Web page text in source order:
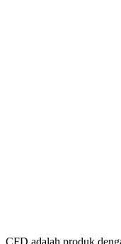
CFD adalah produk